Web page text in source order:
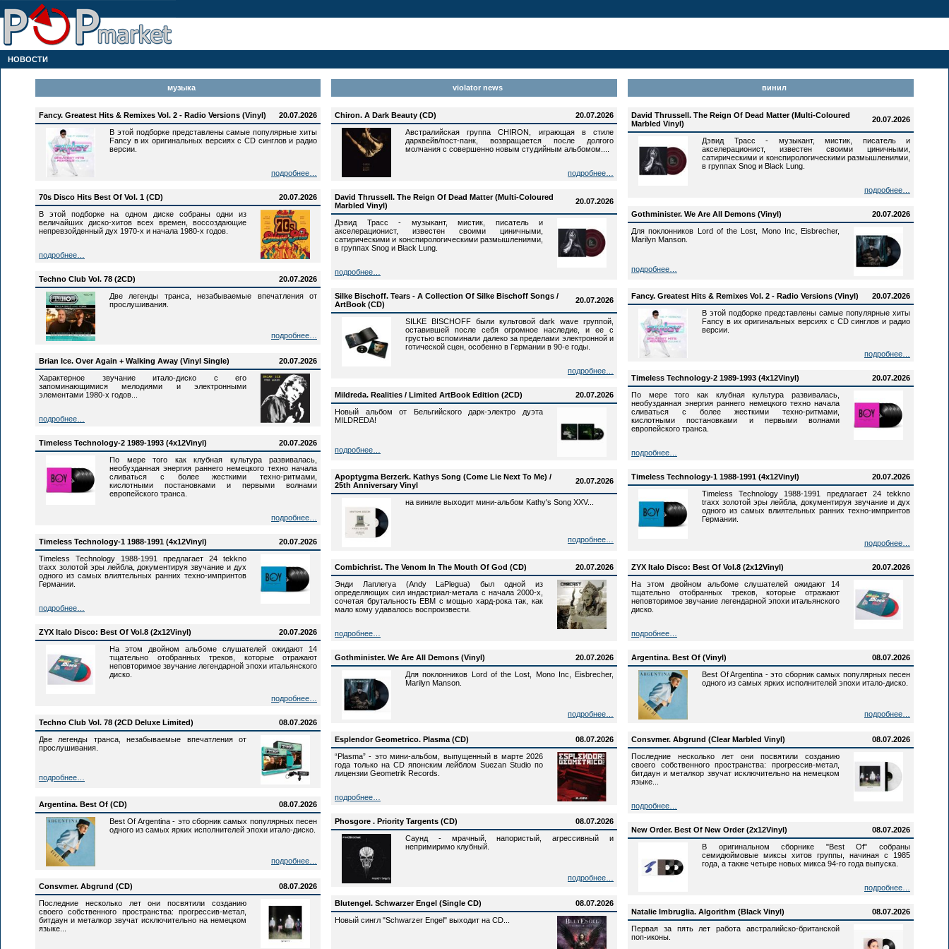
НОВОСТИ
музыка violator news винил
Fancy. Greatest Hits & Remixes Vol. 2 - Radio Versions (Vinyl)
20.07.2026
В этой подборке представлены самые популярные хиты
Fancy в их оригинальных версиях c CD синглов и радио
версии.
подробнее…
70s Disco Hits Best Of Vol. 1 (CD)
20.07.2026
В этой подборке на одном диске собраны одни из
величайших диско-хитов всех времен, воссоздающие
непревзойденный дух 1970-х и начала 1980-х годов.
подробнее…
Techno Club Vol. 78 (2CD)
20.07.2026
Две легенды транса, незабываемые впечатления от
прослушивания.
подробнее…
Brian Ice. Over Again + Walking Away (Vinyl Single)
20.07.2026
Характерное звучание итало-диско с его
запоминающимися мелодиями и электронными
элементами 1980-х годов...
подробнее…
Timeless Technology-2 1989-1993 (4x12Vinyl)
20.07.2026
По мере того как клубная культура развивалась,
необузданная энергия раннего немецкого техно начала
сливаться с более жесткими техно-ритмами,
кислотными постановками и первыми волнами
европейского транса.
подробнее…
Timeless Technology-1 1988-1991 (4x12Vinyl)
20.07.2026
Timeless Technology 1988-1991 предлагает 24 tekkno
traxx золотой эры лейбла, документируя звучание и дух
одного из самых влиятельных ранних техно-импринтов
Германии.
подробнее…
ZYX Italo Disco: Best Of Vol.8 (2x12Vinyl)
20.07.2026
На этом двойном альбоме слушателей ожидают 14
тщательно отобранных треков, которые отражают
неповторимое звучание легендарной эпохи итальянского
диско.
подробнее…
Techno Club Vol. 78 (2CD Deluxe Limited)
08.07.2026
Две легенды транса, незабываемые впечатления от
прослушивания.
подробнее…
Argentina. Best Of (CD)
08.07.2026
Best Of Argentina - это сборник самых популярных песен
одного из самых ярких исполнителей эпохи итало-диско.
подробнее…
Consvmer. Abgrund (CD)
08.07.2026
Последние несколько лет они посвятили созданию
своего собственного пространства: прогрессив-метал,
битдаун и металкор звучат исключительно на немецком
языке...
Chiron. A Dark Beauty (CD)
20.07.2026
Австралийская группа CHIRON, играющая в стиле
дарквейв/пост-панк, возвращается после долгого
молчания с совершенно новым студийным альбомом....
подробнее…
David Thrussell. The Reign Of Dead Matter (Multi-Coloured
Marbled Vinyl)
20.07.2026
Дэвид Трасс - музыкант, мистик, писатель и
акселерационист, известен своими циничными,
сатирическими и конспирологическими размышлениями,
в группах Snog и Black Lung.
подробнее…
Silke Bischoff. Tears - A Collection Of Silke Bischoff Songs /
ArtBook (CD)
20.07.2026
SILKE BISCHOFF были культовой dark wave группой,
оставившей после себя огромное наследие, и ее с
грустью вспоминали далеко за пределами электронной и
готической сцен, особенно в Германии в 90-е годы.
подробнее…
Mildreda. Realities / Limited ArtBook Edition (2CD)
20.07.2026
Новый альбом от Бельгийского дарк-электро дуэта
MILDREDA!
подробнее…
Apoptygma Berzerk. Kathys Song (Come Lie Next To Me) /
25th Anniversary Vinyl
20.07.2026
на виниле выходит мини-альбом Kathy's Song XXV...
подробнее…
Combichrist. The Venom In The Mouth Of God (CD)
20.07.2026
Энди Лаплегуа (Andy LaPlegua) был одной из
определяющих сил индастриал-метала с начала 2000-х,
сочетая брутальность EBM с мощью хард-рока так, как
мало кому удавалось воспроизвести.
подробнее…
Gothminister. We Are All Demons (Vinyl)
20.07.2026
Для поклонников Lord of the Lost, Mono Inc, Eisbrecher,
Marilyn Manson.
подробнее…
Esplendor Geometrico. Plasma (CD)
08.07.2026
“Plasma” - это мини-альбом, выпущенный в марте 2026
года только на CD японским лейблом Suezan Studio по
лицензии Geometrik Records.
подробнее…
Phosgore . Priority Targents (CD)
08.07.2026
Саунд - мрачный, напористый, агрессивный и
непримиримо клубный.
подробнее…
Blutengel. Schwarzer Engel (Single CD)
08.07.2026
Новый сингл "Schwarzer Engel" выходит на CD...
David Thrussell. The Reign Of Dead Matter (Multi-Coloured
Marbled Vinyl)
20.07.2026
Дэвид Трасс - музыкант, мистик, писатель и
акселерационист, известен своими циничными,
сатирическими и конспирологическими размышлениями,
в группах Snog и Black Lung.
подробнее…
Gothminister. We Are All Demons (Vinyl)
20.07.2026
Для поклонников Lord of the Lost, Mono Inc, Eisbrecher,
Marilyn Manson.
подробнее…
Fancy. Greatest Hits & Remixes Vol. 2 - Radio Versions (Vinyl)
20.07.2026
В этой подборке представлены самые популярные хиты
Fancy в их оригинальных версиях c CD синглов и радио
версии.
подробнее…
Timeless Technology-2 1989-1993 (4x12Vinyl)
20.07.2026
По мере того как клубная культура развивалась,
необузданная энергия раннего немецкого техно начала
сливаться с более жесткими техно-ритмами,
кислотными постановками и первыми волнами
европейского транса.
подробнее…
Timeless Technology-1 1988-1991 (4x12Vinyl)
20.07.2026
Timeless Technology 1988-1991 предлагает 24 tekkno
traxx золотой эры лейбла, документируя звучание и дух
одного из самых влиятельных ранних техно-импринтов
Германии.
подробнее…
ZYX Italo Disco: Best Of Vol.8 (2x12Vinyl)
20.07.2026
На этом двойном альбоме слушателей ожидают 14
тщательно отобранных треков, которые отражают
неповторимое звучание легендарной эпохи итальянского
диско.
подробнее…
Argentina. Best Of (Vinyl)
08.07.2026
Best Of Argentina - это сборник самых популярных песен
одного из самых ярких исполнителей эпохи итало-диско.
подробнее…
Consvmer. Abgrund (Clear Marbled Vinyl)
08.07.2026
Последние несколько лет они посвятили созданию
своего собственного пространства: прогрессив-метал,
битдаун и металкор звучат исключительно на немецком
языке...
подробнее…
New Order. Best Of New Order (2x12Vinyl)
08.07.2026
В оригинальном сборнике "Best Of" собраны
семидюймовые миксы хитов группы, начиная с 1985
года, а также четыре новых микса 94-го года выпуска.
подробнее…
Natalie Imbruglia. Algorithm (Black Vinyl)
08.07.2026
Первая за пять лет работа австралийско-британской
поп-иконы.